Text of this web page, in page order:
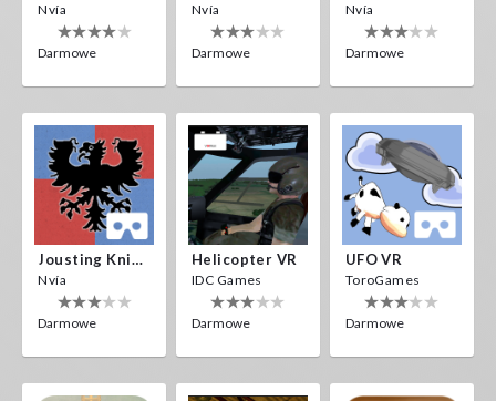
Nvía
Darmowe
Nvía
Darmowe
Nvía
Darmowe
Jousting Knights VR
Nvía
Darmowe
Helicopter VR
IDC Games
Darmowe
UFO VR
ToroGames
Darmowe